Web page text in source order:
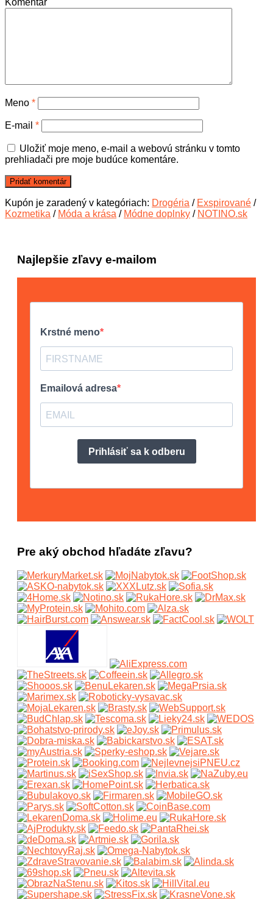
Komentár
Meno *
E-mail *
Uložiť moje meno, e-mail a webovú stránku v tomto
prehliadači pre moje budúce komentáre.
Kupón je zaradený v kategóriach: Drogéria / Exspirované /
Kozmetika / Móda a krása / Módne doplnky / NOTINO.sk
Najlepšie zľavy e-mailom
Pre aký obchod hľadáte zľavu?